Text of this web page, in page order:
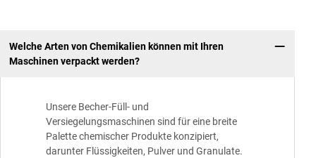
Welche Arten von Chemikalien können mit Ihren
Maschinen verpackt werden?
Unsere Becher-Füll- und
Versiegelungsmaschinen sind für eine breite
Palette chemischer Produkte konzipiert,
darunter Flüssigkeiten, Pulver und Granulate.